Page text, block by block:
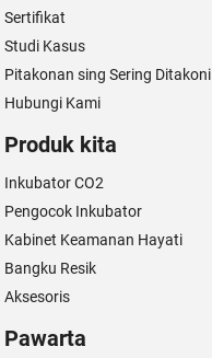
Sertifikat
Studi Kasus
Pitakonan sing Sering Ditakoni
Hubungi Kami
Produk kita
Inkubator CO2
Pengocok Inkubator
Kabinet Keamanan Hayati
Bangku Resik
Aksesoris
Pawarta